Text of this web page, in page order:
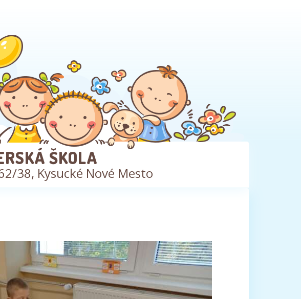
ŠKOLA
38, Kysucké Nové Mesto